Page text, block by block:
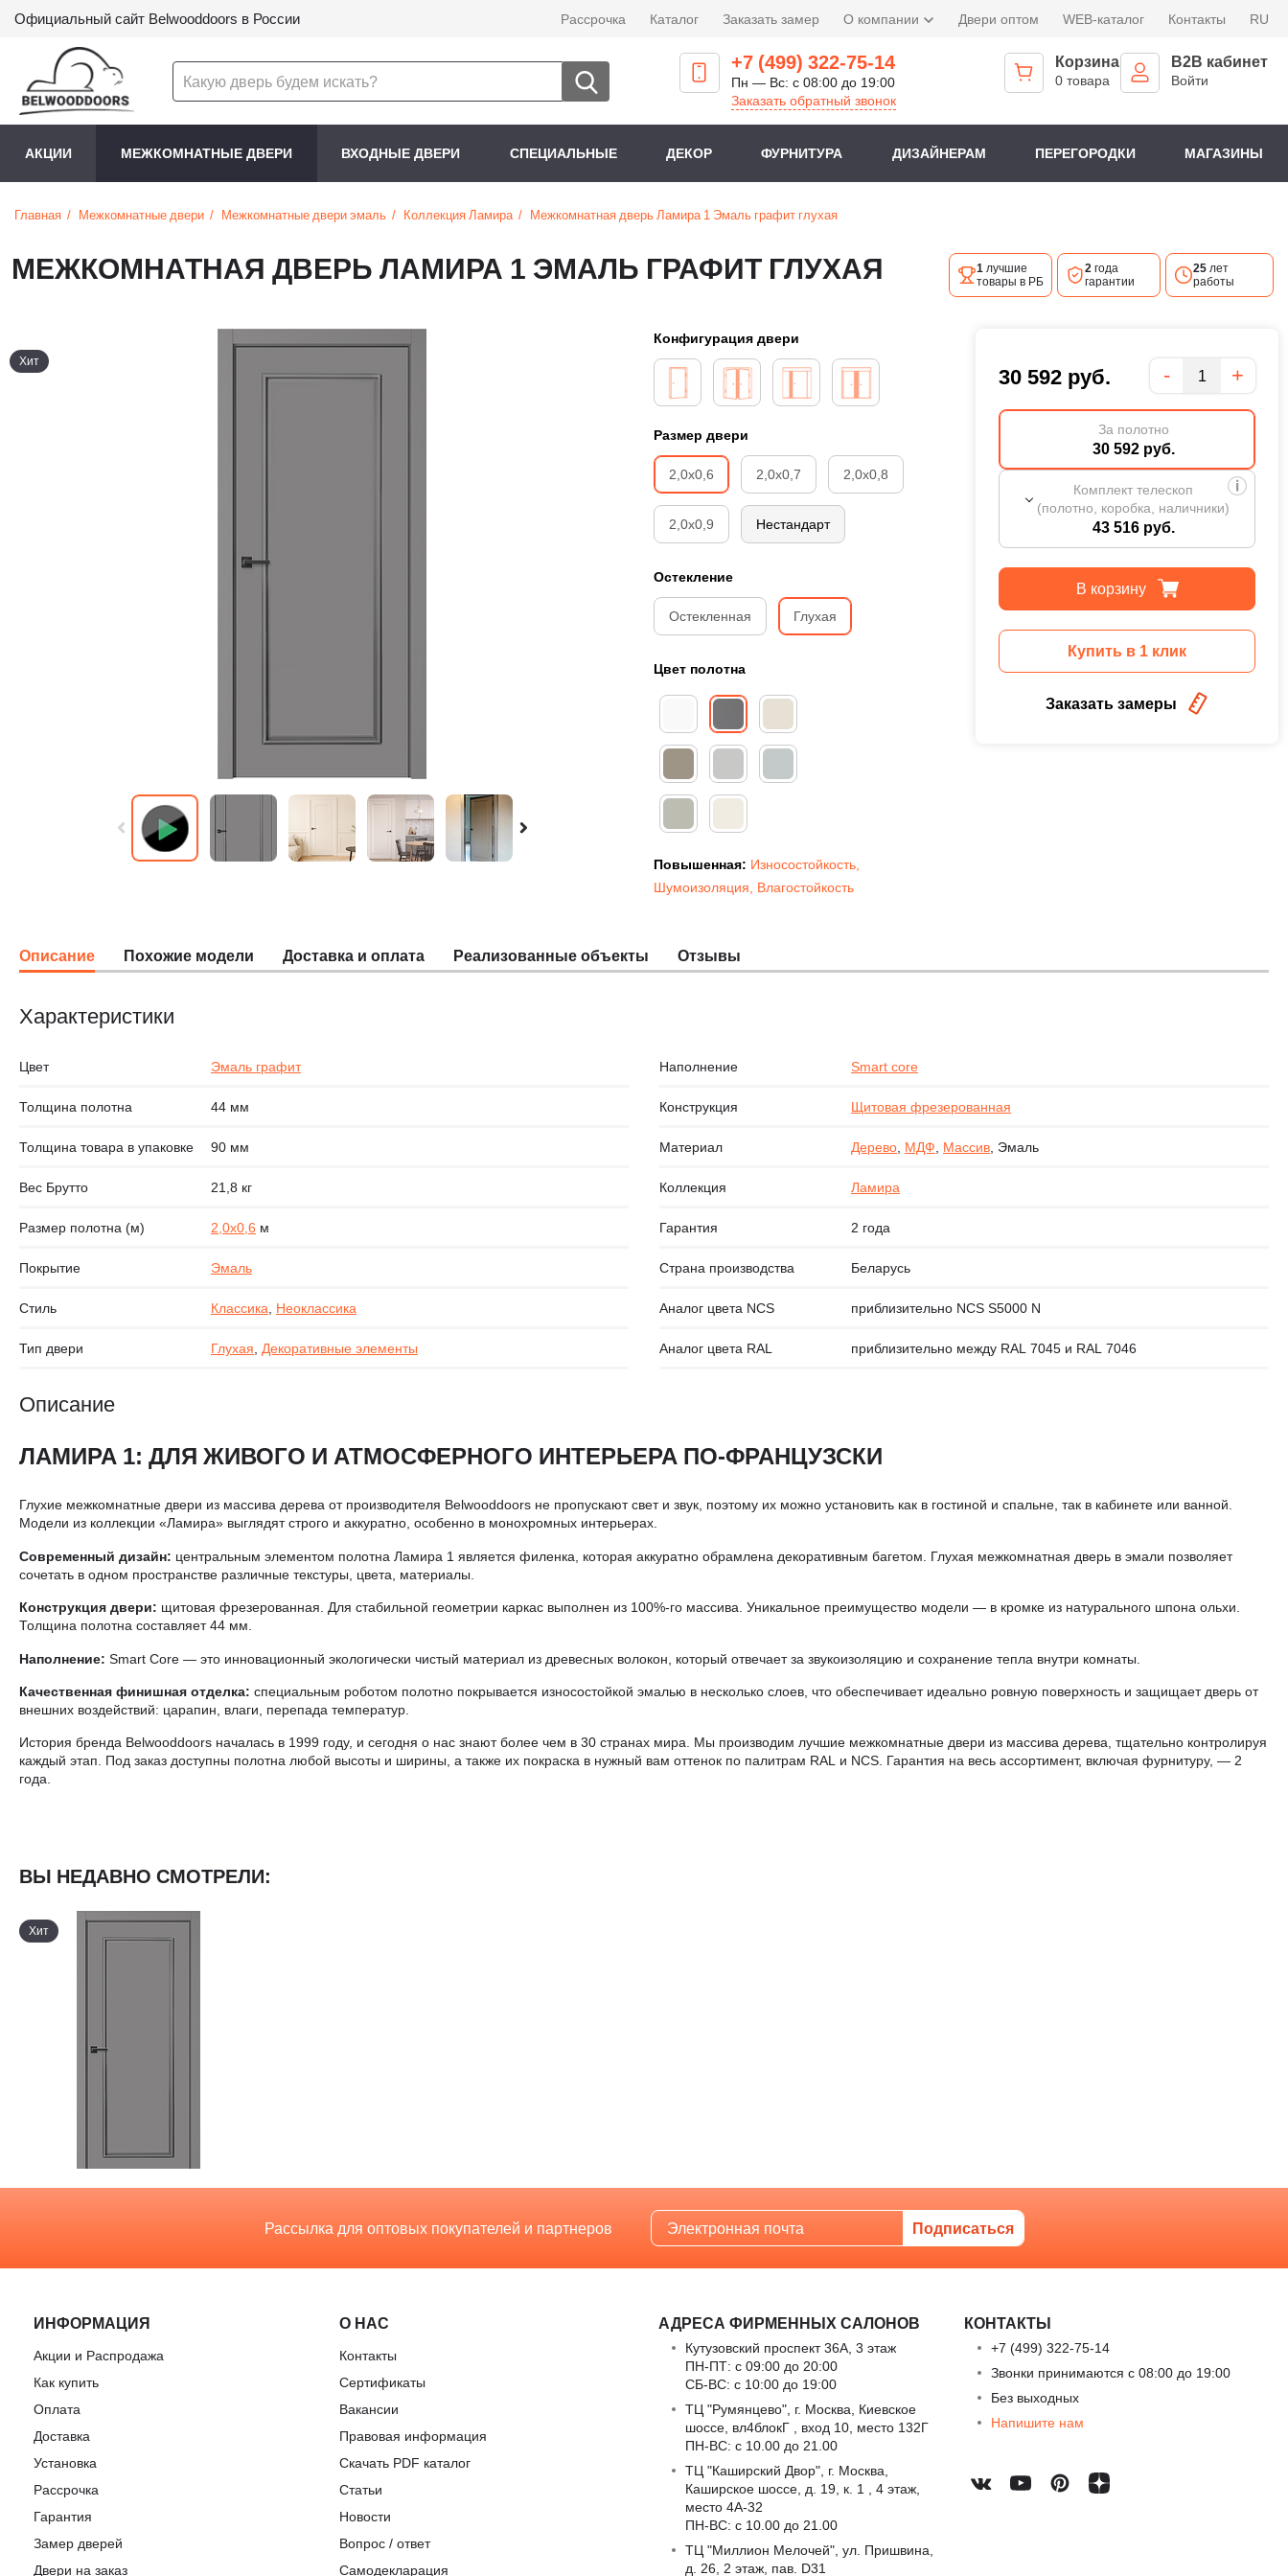
Официальный сайт Belwooddoors в России Рассрочка Каталог Заказать замер О компании Двери оптом WEB-каталог Контакты RU
+7 (499) 322-75-14
Пн — Вс: с 08:00 до 19:00
Заказать обратный звонок
Корзина
0 товара
B2B кабинет
Войти
АКЦИИ МЕЖКОМНАТНЫЕ ДВЕРИ ВХОДНЫЕ ДВЕРИ СПЕЦИАЛЬНЫЕ ДЕКОР ФУРНИТУРА ДИЗАЙНЕРАМ ПЕРЕГОРОДКИ МАГАЗИНЫ
Главная Межкомнатные двери Межкомнатные двери эмаль Коллекция Ламира Межкомнатная дверь Ламира 1 Эмаль графит глухая
МЕЖКОМНАТНАЯ ДВЕРЬ ЛАМИРА 1 ЭМАЛЬ ГРАФИТ ГЛУХАЯ 1лучшие
товары в РБ
2года
гарантии
25лет
работы
Хит
Конфигурация двери
Размер двери
2,0х0,6 2,0х0,7 2,0х0,8
2,0х0,9 Нестандарт
Остекление
Остекленная Глухая
Цвет полотна
Повышенная: Износостойкость,
Шумоизоляция, Влагостойкость
30 592 руб. Количество
- +
За полотно
30 592 руб.
Комплект телескоп
(полотно, коробка, наличники)
43 516 руб.
В корзину
Купить в 1 клик
Заказать замеры
Описание Похожие модели Доставка и оплата Реализованные объекты Отзывы
Характеристики
Цвет Эмаль графит
Толщина полотна 44 мм
Толщина товара в упаковке 90 мм
Вес Брутто 21,8 кг
Размер полотна (м) 2,0х0,6 м
Покрытие Эмаль
Стиль Классика, Неоклассика
Тип двери Глухая, Декоративные элементы
Наполнение Smart core
Конструкция Щитовая фрезерованная
Материал Дерево, МДФ, Массив, Эмаль
Коллекция Ламира
Гарантия 2 года
Страна производства Беларусь
Аналог цвета NCS приблизительно NCS S5000 N
Аналог цвета RAL приблизительно между RAL 7045 и RAL 7046
Описание
ЛАМИРА 1: ДЛЯ ЖИВОГО И АТМОСФЕРНОГО ИНТЕРЬЕРА ПО-ФРАНЦУЗСКИ
Глухие межкомнатные двери из массива дерева от производителя Belwooddoors не пропускают свет и звук, поэтому их можно установить как в гостиной и спальне, так в кабинете или ванной.
Модели из коллекции «Ламира» выглядят строго и аккуратно, особенно в монохромных интерьерах.
Современный дизайн: центральным элементом полотна Ламира 1 является филенка, которая аккуратно обрамлена декоративным багетом. Глухая межкомнатная дверь в эмали позволяет
сочетать в одном пространстве различные текстуры, цвета, материалы.
Конструкция двери: щитовая фрезерованная. Для стабильной геометрии каркас выполнен из 100%-го массива. Уникальное преимущество модели — в кромке из натурального шпона ольхи.
Толщина полотна составляет 44 мм.
Наполнение: Smart Core — это инновационный экологически чистый материал из древесных волокон, который отвечает за звукоизоляцию и сохранение тепла внутри комнаты.
Качественная финишная отделка: специальным роботом полотно покрывается износостойкой эмалью в несколько слоев, что обеспечивает идеально ровную поверхность и защищает дверь от
внешних воздействий: царапин, влаги, перепада температур.
История бренда Belwooddoors началась в 1999 году, и сегодня о нас знают более чем в 30 странах мира. Мы производим лучшие межкомнатные двери из массива дерева, тщательно контролируя
каждый этап. Под заказ доступны полотна любой высоты и ширины, а также их покраска в нужный вам оттенок по палитрам RAL и NCS. Гарантия на весь ассортимент, включая фурнитуру, — 2
года.
ВЫ НЕДАВНО СМОТРЕЛИ:
Хит
Рассылка для оптовых покупателей и партнеров
ИНФОРМАЦИЯ
Акции и Распродажа
Как купить
Оплата
Доставка
Установка
Рассрочка
Гарантия
Замер дверей
Двери на заказ
О НАС
Контакты
Сертификаты
Вакансии
Правовая информация
Скачать PDF каталог
Статьи
Новости
Вопрос / ответ
Самодекларация
АДРЕСА ФИРМЕННЫХ САЛОНОВ
Кутузовский проспект 36А, 3 этаж
ПН-ПТ: с 09:00 до 20:00
СБ-ВС: с 10:00 до 19:00
ТЦ "Румянцево", г. Москва, Киевское
шоссе, вл4блокГ , вход 10, место 132Г
ПН-ВС: c 10.00 до 21.00
ТЦ "Каширский Двор", г. Москва,
Каширское шоссе, д. 19, к. 1 , 4 этаж,
место 4А-32
ПН-ВС: c 10.00 до 21.00
ТЦ "Миллион Мелочей", ул. Пришвина,
д. 26, 2 этаж, пав. D31
КОНТАКТЫ
+7 (499) 322-75-14
Звонки принимаются с 08:00 до 19:00
Без выходных
Напишите нам